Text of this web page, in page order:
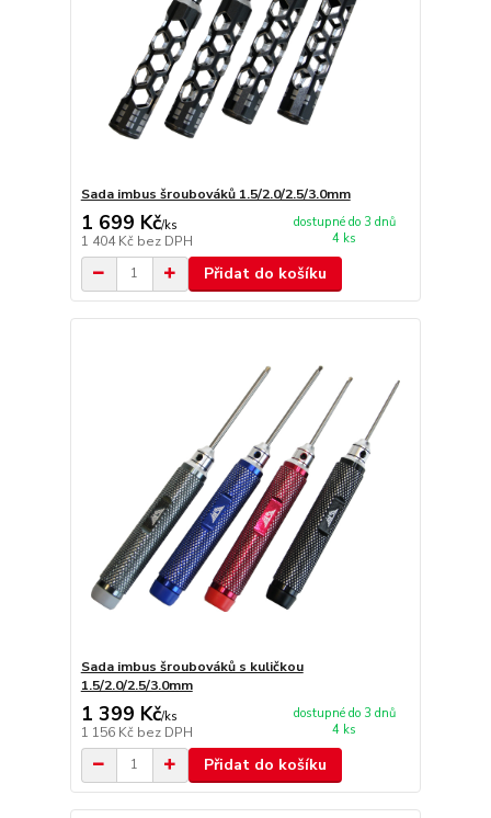
Sada imbus šroubováků 1.5/2.0/2.5/3.0mm
1 699 Kč/ks
1 404 Kč bez DPH
dostupné do 3 dnů
4 ks
Přidat do košíku
Sada imbus šroubováků s kuličkou
1.5/2.0/2.5/3.0mm
1 399 Kč/ks
1 156 Kč bez DPH
dostupné do 3 dnů
4 ks
Přidat do košíku